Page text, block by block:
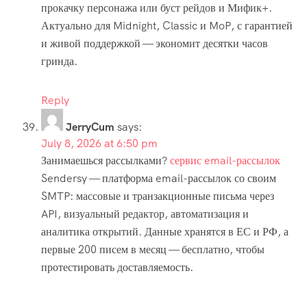
прокачку персонажа или буст рейдов и Мифик+.
Актуально для Midnight, Classic и MoP, с гарантией
и живой поддержкой — экономит десятки часов
гринда.
Reply
JerryCum says:
July 8, 2026 at 6:50 pm
Занимаешься рассылками?сервис email-рассылок
Sendersy — платформа email-рассылок со своим
SMTP: массовые и транзакционные письма через
API, визуальный редактор, автоматизация и
аналитика открытий. Данные хранятся в ЕС и РФ, а
первые 200 писем в месяц — бесплатно, чтобы
протестировать доставляемость.